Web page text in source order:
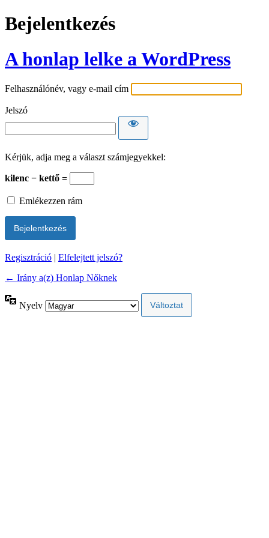
Bejelentkezés
A honlap lelke a WordPress
Felhasználónév, vagy e-mail cím
Jelszó
Kérjük, adja meg a választ számjegyekkel:
kilenc − kettő =
Emlékezzen rám
Regisztráció | Elfelejtett jelszó?
← Irány a(z) Honlap Nőknek
Nyelv